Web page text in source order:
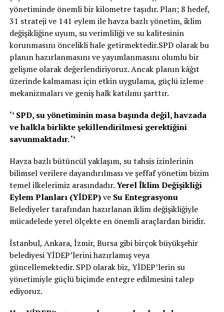
yönetiminde önemli bir kilometre taşıdır. Plan; 8 hedef,
31 strateji ve 141 eylem ile havza bazlı yönetim, iklim
değişikliğine uyum, su verimliliği ve su kalitesinin
korunmasını öncelikli hale getirmektedir.SPD olarak bu
planın hazırlanmasını ve yayımlanmasını olumlu bir
gelişme olarak değerlendiriyoruz. Ancak planın kâğıt
üzerinde kalmaması için etkin uygulama, güçlü izleme
mekanizmaları ve geniş halk katılımı şarttır.
‘’ SPD, su yönetiminin masa başında değil, havzada
ve halkla birlikte şekillendirilmesi gerektiğini
savunmaktadır. ‘’
Havza bazlı bütüncül yaklaşım, su tahsis izinlerinin
bilimsel verilere dayandırılması ve şeffaf yönetim bizim
temel ilkelerimiz arasındadır.Yerel İklim Değişikliği
Eylem Planları (YİDEP)ve Su Entegrasyonu
Belediyeler tarafından hazırlanan iklim değişikliğiyle
mücadelede yerel ölçekte en önemli araçlardan biridir.
İstanbul, Ankara, İzmir, Bursa gibi birçok büyükşehir
belediyesi YİDEP’lerini hazırlamış veya
güncellemektedir. SPD olarak biz, YİDEP’lerin su
yönetimiyle güçlü biçimde entegre edilmesini talep
ediyoruz.